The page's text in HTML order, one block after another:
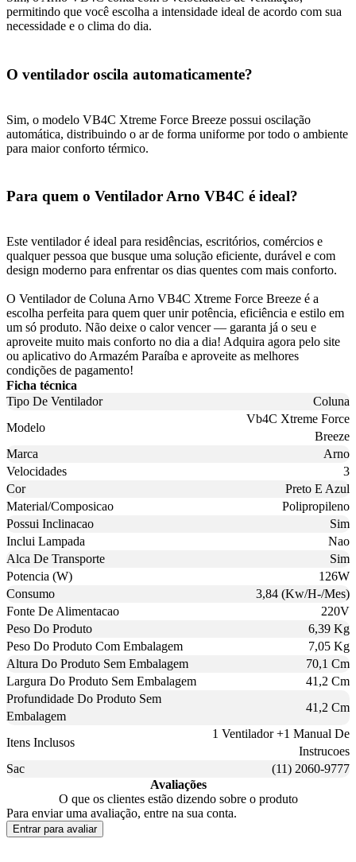
permitindo que você escolha a intensidade ideal de acordo com sua
necessidade e o clima do dia.
O ventilador oscila automaticamente?
Sim, o modelo VB4C Xtreme Force Breeze possui oscilação
automática, distribuindo o ar de forma uniforme por todo o ambiente
para maior conforto térmico.
Para quem o Ventilador Arno VB4C é ideal?
Este ventilador é ideal para residências, escritórios, comércios e
qualquer pessoa que busque uma solução eficiente, durável e com
design moderno para enfrentar os dias quentes com mais conforto.
O Ventilador de Coluna Arno VB4C Xtreme Force Breeze é a
escolha perfeita para quem quer unir potência, eficiência e estilo em
um só produto. Não deixe o calor vencer — garanta já o seu e
aproveite muito mais conforto no dia a dia! Adquira agora pelo site
ou aplicativo do Armazém Paraíba e aproveite as melhores
condições de pagamento!
Ficha técnica
Tipo De Ventilador
Coluna
Modelo
Vb4C Xtreme Force
Breeze
Marca
Arno
Velocidades
3
Cor
Preto E Azul
Material/Composicao
Polipropileno
Possui Inclinacao
Sim
Inclui Lampada
Nao
Alca De Transporte
Sim
Potencia (W)
126W
Consumo
3,84 (Kw/H-/Mes)
Fonte De Alimentacao
220V
Peso Do Produto
6,39 Kg
Peso Do Produto Com Embalagem
7,05 Kg
Altura Do Produto Sem Embalagem
70,1 Cm
Largura Do Produto Sem Embalagem
41,2 Cm
Profundidade Do Produto Sem
Embalagem
41,2 Cm
Itens Inclusos
1 Ventilador +1 Manual De
Instrucoes
Sac
(11) 2060-9777
Avaliações
O que os clientes estão dizendo sobre o produto
Para enviar uma avaliação, entre na sua conta.
Entrar para avaliar